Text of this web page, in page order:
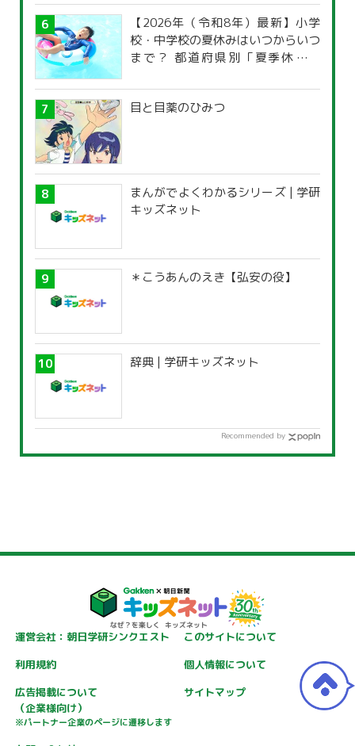
【2026年（令和8年）最新】小学
校・中学校の夏休みはいつからいつ
まで？ 都道府県別「夏季休暇一
目と目薬のひみつ
まんがでよくわかるシリーズ | 学研
キッズネット
＊こうあんのえき【弘安の役】
辞典 | 学研キッズネット
Recommended by
運営会社：朝日学研シンクエスト
このサイトについて
利用規約
個人情報について
広告掲載について
（企業様向け）
※パートナー企業のページに遷移します
サイトマップ